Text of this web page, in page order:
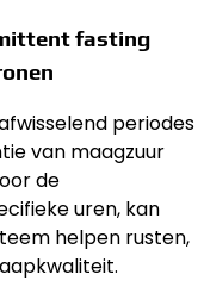
fasting
periodes
van maagzuur
de
uren, kan
helpen rusten,